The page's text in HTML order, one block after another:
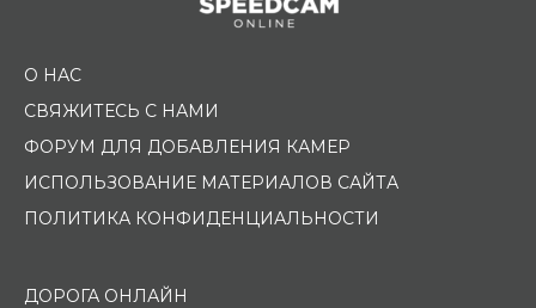
О НАС
СВЯЖИТЕСЬ С НАМИ
ФОРУМ ДЛЯ ДОБАВЛЕНИЯ КАМЕР
ИСПОЛЬЗОВАНИЕ МАТЕРИАЛОВ САЙТА
ПОЛИТИКА КОНФИДЕНЦИАЛЬНОСТИ
ДОРОГА ОНЛАЙН